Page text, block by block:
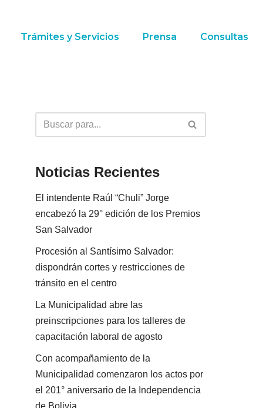
Trámites y Servicios Prensa Consultas
Noticias Recientes
El intendente Raúl “Chuli” Jorge
encabezó la 29° edición de los Premios
San Salvador
Procesión al Santísimo Salvador:
dispondrán cortes y restricciones de
tránsito en el centro
La Municipalidad abre las
preinscripciones para los talleres de
capacitación laboral de agosto
Con acompañamiento de la
Municipalidad comenzaron los actos por
el 201° aniversario de la Independencia
de Bolivia